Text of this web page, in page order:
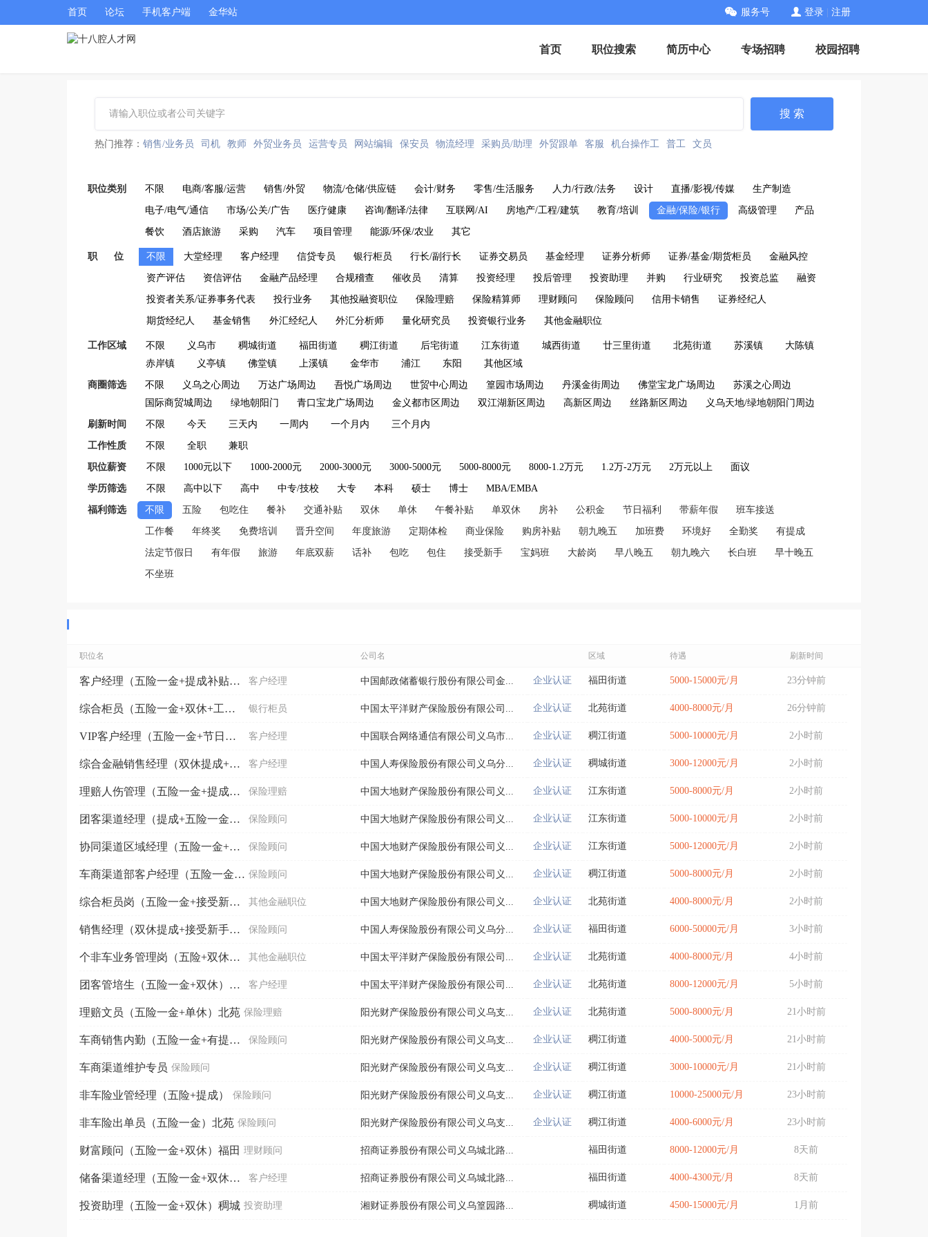
首页 论坛 手机客户端 金华站 服务号 登录 注册
首页 职位搜索 简历中心 专场招聘 校园招聘
搜 索
热门推荐： 销售/业务员 司机 教师 外贸业务员 运营专员 网站编辑 保安员 物流经理 采购员/助理 外贸跟单 客服 机台操作工 普工 文员
职位类别 不限 电商/客服/运营 销售/外贸 物流/仓储/供应链 会计/财务 零售/生活服务 人力/行政/法务 设计 直播/影视/传媒 生产制造
电子/电气/通信 市场/公关/广告 医疗健康 咨询/翻译/法律 互联网/AI 房地产/工程/建筑 教育/培训 金融/保险/银行 高级管理 产品
餐饮 酒店旅游 采购 汽车 项目管理 能源/环保/农业 其它
职 位 不限 大堂经理 客户经理 信贷专员 银行柜员 行长/副行长 证券交易员 基金经理 证券分析师 证券/基金/期货柜员 金融风控
资产评估 资信评估 金融产品经理 合规稽查 催收员 清算 投资经理 投后管理 投资助理 并购 行业研究 投资总监 融资
投资者关系/证券事务代表 投行业务 其他投融资职位 保险理赔 保险精算师 理财顾问 保险顾问 信用卡销售 证券经纪人
期货经纪人 基金销售 外汇经纪人 外汇分析师 量化研究员 投资银行业务 其他金融职位
工作区域 不限 义乌市 稠城街道 福田街道 稠江街道 后宅街道 江东街道 城西街道 廿三里街道 北苑街道 苏溪镇
大陈镇
赤岸镇
义亭镇 佛堂镇 上溪镇 金华市 浦江 东阳 其他区域
商圈筛选 不限 义乌之心周边 万达广场周边 吾悦广场周边 世贸中心周边 篁园市场周边 丹溪金街周边 佛堂宝龙广场周边
苏溪之心周边
国际商贸城周边
绿地朝阳门 青口宝龙广场周边 金义都市区周边 双江湖新区周边 高新区周边 丝路新区周边 义乌天地/绿地朝阳门周边
刷新时间 不限 今天 三天内 一周内 一个月内 三个月内
工作性质 不限 全职 兼职
职位薪资 不限 1000元以下 1000-2000元 2000-3000元 3000-5000元 5000-8000元 8000-1.2万元 1.2万-2万元 2万元以上 面议
学历筛选 不限 高中以下 高中 中专/技校 大专 本科 硕士 博士 MBA/EMBA
福利筛选 不限 五险 包吃住 餐补 交通补贴 双休 单休 午餐补贴 单双休 房补 公积金 节日福利 带薪年假 班车接送
工作餐 年终奖 免费培训 晋升空间 年度旅游 定期体检 商业保险 购房补贴 朝九晚五 加班费 环境好 全勤奖 有提成
法定节假日 有年假 旅游 年底双薪 话补 包吃 包住 接受新手 宝妈班 大龄岗 早八晚五 朝九晚六 长白班 早十晚五
不坐班
职位名 公司名 区域 待遇 刷新时间
客户经理（五险一金+提成补贴+接受新手）福田 客户经理 中国邮政储蓄银行股份有限公司金... 企业认证 福田街道 5000-15000元/月 23分钟前
综合柜员（五险一金+双休+工作餐）北苑 银行柜员 中国太平洋财产保险股份有限公司... 企业认证 北苑街道 4000-8000元/月 26分钟前
VIP客户经理（五险一金+节日福利）稠江 客户经理 中国联合网络通信有限公司义乌市... 企业认证 稠江街道 5000-10000元/月 2小时前
综合金融销售经理（双休提成+接受新手）稠城 客户经理 中国人寿保险股份有限公司义乌分... 企业认证 稠城街道 3000-12000元/月 2小时前
理赔人伤管理（五险一金+提成+接受新手）江东 保险理赔 中国大地财产保险股份有限公司义... 企业认证 江东街道 5000-8000元/月 2小时前
团客渠道经理（提成+五险一金）江东 保险顾问 中国大地财产保险股份有限公司义... 企业认证 江东街道 5000-10000元/月 2小时前
协同渠道区域经理（五险一金+提成）江东 保险顾问 中国大地财产保险股份有限公司义... 企业认证 江东街道 5000-12000元/月 2小时前
车商渠道部客户经理（五险一金+提成+工作餐）稠江 保险顾问 中国大地财产保险股份有限公司义... 企业认证 稠江街道 5000-8000元/月 2小时前
综合柜员岗（五险一金+接受新手）北苑 其他金融职位 中国大地财产保险股份有限公司义... 企业认证 北苑街道 4000-8000元/月 2小时前
销售经理（双休提成+接受新手）福田 保险顾问 中国人寿保险股份有限公司义乌分... 企业认证 福田街道 6000-50000元/月 3小时前
个非车业务管理岗（五险+双休+法定）北苑 其他金融职位 中国太平洋财产保险股份有限公司... 企业认证 北苑街道 4000-8000元/月 4小时前
团客管培生（五险一金+双休）北苑 客户经理 中国太平洋财产保险股份有限公司... 企业认证 北苑街道 8000-12000元/月 5小时前
理赔文员（五险一金+单休）北苑 保险理赔 阳光财产保险股份有限公司义乌支... 企业认证 北苑街道 5000-8000元/月 21小时前
车商销售内勤（五险一金+有提成） 保险顾问 阳光财产保险股份有限公司义乌支... 企业认证 稠江街道 4000-5000元/月 21小时前
车商渠道维护专员 保险顾问 阳光财产保险股份有限公司义乌支... 企业认证 稠江街道 3000-10000元/月 21小时前
非车险业管经理（五险+提成） 保险顾问 阳光财产保险股份有限公司义乌支... 企业认证 稠江街道 10000-25000元/月 23小时前
非车险出单员（五险一金）北苑 保险顾问 阳光财产保险股份有限公司义乌支... 企业认证 稠江街道 4000-6000元/月 23小时前
财富顾问（五险一金+双休）福田 理财顾问 招商证券股份有限公司义乌城北路... 福田街道 8000-12000元/月 8天前
储备渠道经理（五险一金+双休）福田 客户经理 招商证券股份有限公司义乌城北路... 福田街道 4000-4300元/月 8天前
投资助理（五险一金+双休）稠城 投资助理 湘财证券股份有限公司义乌篁园路... 稠城街道 4500-15000元/月 1月前